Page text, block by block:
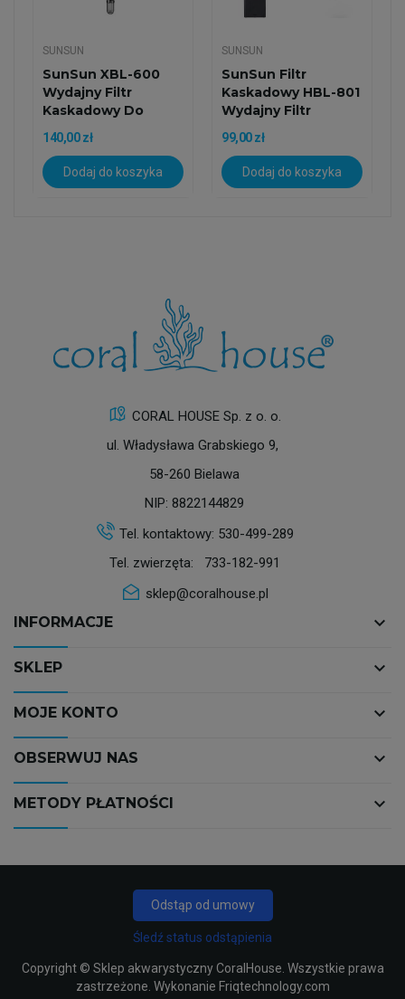
SUNSUN
SunSun XBL-600
Wydajny Filtr
Kaskadowy Do
Akwarium (15W,...
140,00 zł
Dodaj do koszyka
SUNSUN
SunSun Filtr
Kaskadowy HBL-801
Wydajny Filtr
Zawieszany...
99,00 zł
Dodaj do koszyka
CORAL HOUSE Sp. z o. o.
ul. Władysława Grabskiego 9,
58-260 Bielawa
NIP: 8822144829
Tel. kontaktowy: 530-499-289
Tel. zwierzęta: 733-182-991
sklep@coralhouse.pl
INFORMACJE keyboard_arrow_down
SKLEP keyboard_arrow_down
MOJE KONTO keyboard_arrow_down
OBSERWUJ NAS keyboard_arrow_down
METODY PŁATNOŚCI keyboard_arrow_down
Odstąp od umowy
Śledź status odstąpienia
Copyright © Sklep akwarystyczny CoralHouse . Wszystkie prawa
zastrzeżone. Wykonanie Friqtechnology.com